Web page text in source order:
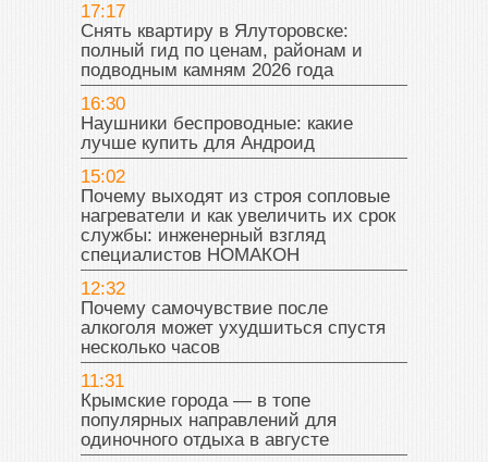
17:17
Снять квартиру в Ялуторовске:
полный гид по ценам, районам и
подводным камням 2026 года
16:30
Наушники беспроводные: какие
лучше купить для Андроид
15:02
Почему выходят из строя сопловые
нагреватели и как увеличить их срок
службы: инженерный взгляд
специалистов НОМАКОН
12:32
Почему самочувствие после
алкоголя может ухудшиться спустя
несколько часов
11:31
Крымские города — в топе
популярных направлений для
одиночного отдыха в августе